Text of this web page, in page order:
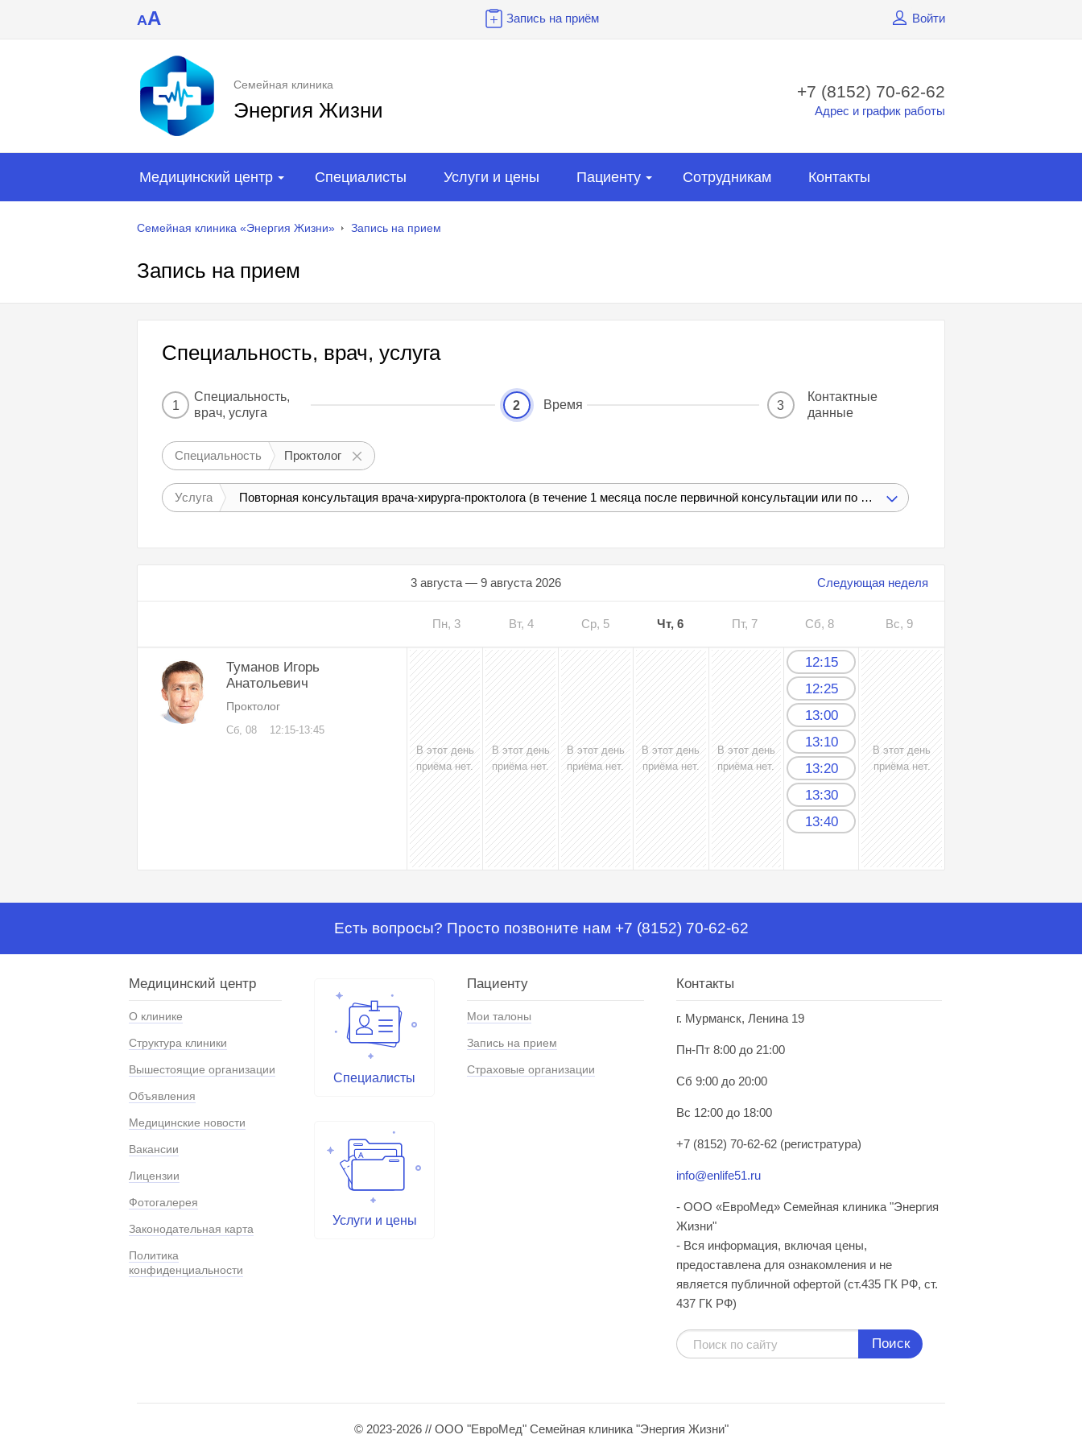
AA Запись на приём Войти
Семейная клиника
Энергия Жизни
+7 (8152) 70-62-62
Адрес и график работы
Медицинский центр Специалисты Услуги и цены Пациенту Сотрудникам Контакты
Семейная клиника «Энергия Жизни» Запись на прием
Запись на прием
Специальность, врач, услуга
1
Специальность,
врач, услуга
2 Время 3
Контактные
данные
Специальность Проктолог
Услуга Повторная консультация врача-хирурга-проктолога (в течение 1 месяца после первичной консультации или по назначению лечащего врача)
Следующая неделя
3 августа — 9 августа 2026
Пн, 3 Вт, 4 Ср, 5 Чт, 6 Пт, 7 Сб, 8 Вс, 9
Туманов Игорь
Анатольевич
Проктолог
Сб, 08
12:15-13:45
В этот день
приёма нет.
В этот день
приёма нет.
В этот день
приёма нет.
В этот день
приёма нет.
В этот день
приёма нет.
12:15
12:25
13:00
13:10
13:20
13:30
13:40
В этот день
приёма нет.
Есть вопросы? Просто позвоните нам +7 (8152) 70-62-62
Медицинский центр
О клинике
Структура клиники
Вышестоящие организации
Объявления
Медицинские новости
Вакансии
Лицензии
Фотогалерея
Законодательная карта
Политика
конфиденциальности
Специалисты
Услуги и цены
Пациенту
Мои талоны
Запись на прием
Страховые организации
Контакты
г. Мурманск, Ленина 19
Пн-Пт 8:00 до 21:00
Сб 9:00 до 20:00
Вс 12:00 до 18:00
+7 (8152) 70-62-62 (регистратура)
info@enlife51.ru
- ООО «ЕвроМед» Семейная клиника "Энергия
Жизни"
- Вся информация, включая цены,
предоставлена для ознакомления и не
является публичной офертой (ст.435 ГК РФ, cт.
437 ГК РФ)
Поиск
© 2023-2026 // ООО "ЕвроМед" Семейная клиника "Энергия Жизни"